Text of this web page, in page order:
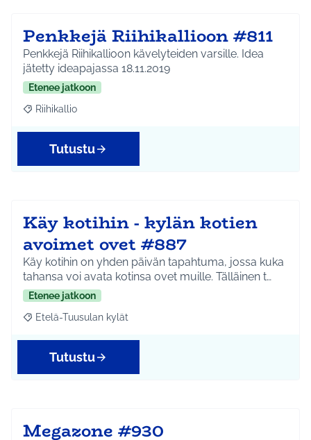
Penkkejä Riihikallioon #811
Penkkejä Riihikallioon kävelyteiden varsille. Idea
jätetty ideapajassa 18.11.2019
Etenee jatkoon
Rajaa tulokset aihepiirin mukaan: Riihikallio
Riihikallio
Tutustu
Käy kotihin - kylän kotien
avoimet ovet #887
Käy kotihin on yhden päivän tapahtuma, jossa kuka
tahansa voi avata kotinsa ovet muille. Tälläinen t…
Etenee jatkoon
Rajaa tulokset aihepiirin mukaan: Etelä-Tuusulan kylät
Etelä-Tuusulan kylät
Tutustu
Megazone #930